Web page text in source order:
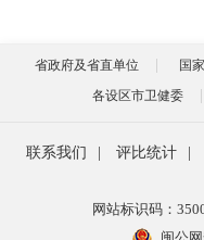
省政府及省直单位
国
各设区市卫健委
联系我们 评比统计
网站标识码：